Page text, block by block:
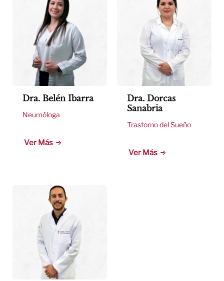
Dra. Belén Ibarra
Neumóloga
Ver Más
Dra. Dorcas
Sanabria
Trastorno del Sueño
Ver Más